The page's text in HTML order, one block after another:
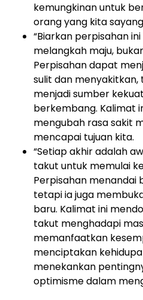
kemungkinan untuk
orang yang kita
“Biarkan perpisahan
melangkah maju,
Perpisahan dapat
sulit dan
menjadi sumber
berkembang. Kalimat
mengubah rasa sakit
mencapai tujuan kita.
“Setiap akhir adalah
takut untuk memulai
Perpisahan menandai
tetapi ia juga
baru. Kalimat ini
takut menghadapi
memanfaatkan
menciptakan
menekankan
optimisme dalam